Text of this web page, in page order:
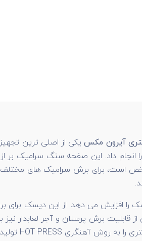
یکی از اصلی ترین
انجام داد. این صفحه سنگ سرامیک بر